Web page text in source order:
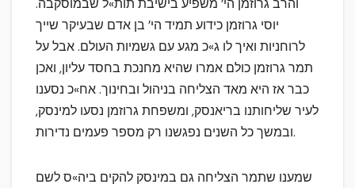
והרב גרוזמן הי’ משפיע בישיבת תות»ל שבמוסקבה.
יוסי גרוזמן כידוע תמיד הי’ בן אדם שבעיקר שייך
לרוחניות ואיך לו ג»כ מגע עם גשמיות העולם. אבל על
תמר גרוזמן כולם אמרו שהיא מחנכת בחסד עליון, ואכן
כבר אז היא מאד הצליחה בניהול ובחינוך. אח»כ נסענו
לעיר שליחותנו בריאנסק, ומשפחת גרוזמן נסעו למינסק,
ובמשך כל השנים נפגשנו רק מספר פעמים נדירות.
שמענו שתמר הצליחה גם במינסק להקים ביה»ס לשם